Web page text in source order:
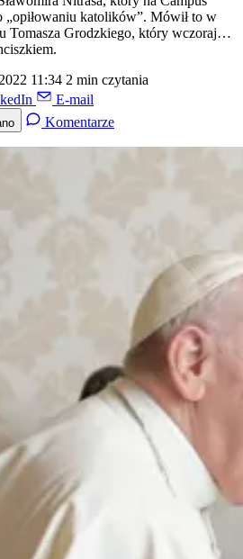
„opiłowaniu katolików”. Mówił to w
Tomasza Grodzkiego, który wczoraj…
11:34 2 min czytania
E-mail
Komentarze